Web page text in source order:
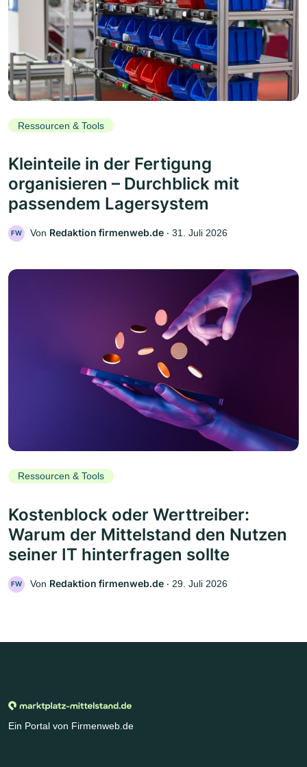
Ressourcen & Tools
Kleinteile in der Fertigung
organisieren – Durchblick mit
passendem Lagersystem
FW Von Redaktion firmenweb.de ‧ 31. Juli 2026
Ressourcen & Tools
Kostenblock oder Werttreiber:
Warum der Mittelstand den Nutzen
seiner IT hinterfragen sollte
FW Von Redaktion firmenweb.de ‧ 29. Juli 2026
Ein Portal von Firmenweb.de